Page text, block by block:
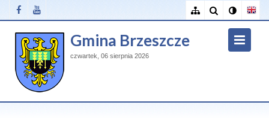
Gmina Brzeszcze
czwartek, 06 sierpnia 2026